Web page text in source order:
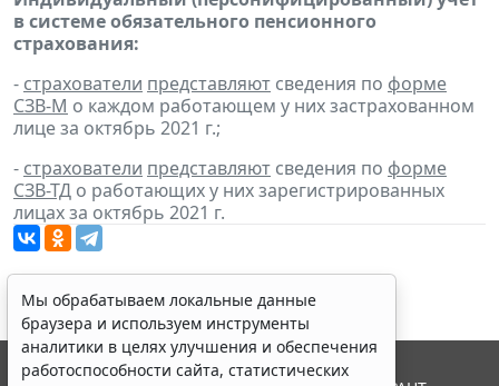
в системе обязательного пенсионного
страхования:
- страхователи представляют сведения по форме
СЗВ-М о каждом работающем у них застрахованном
лице за октябрь 2021 г.;
- страхователи представляют сведения по форме
СЗВ-ТД о работающих у них зарегистрированных
лицах за октябрь 2021 г.
Мы обрабатываем локальные данные
браузера и используем инструменты
аналитики в целях улучшения и обеспечения
работоспособности сайта, статистических